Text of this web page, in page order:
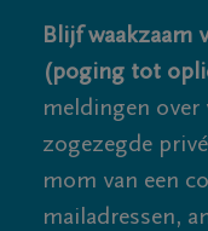
Blijf waakzaam
(poging tot
meldingen over
zogezegde
mom van een
mailadressen,